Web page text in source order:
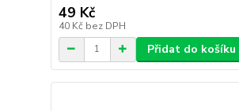
49 Kč
40 Kč bez DPH
Přidat do košíku